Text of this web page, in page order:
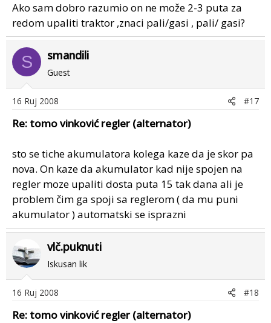
Ako sam dobro razumio on ne može 2-3 puta za
redom upaliti traktor ,znaci pali/gasi , pali/ gasi?
S smandili
Guest
16 Ruj 2008 #17
Re: tomo vinković regler (alternator)
sto se tiche akumulatora kolega kaze da je skor pa
nova. On kaze da akumulator kad nije spojen na
regler moze upaliti dosta puta 15 tak dana ali je
problem čim ga spoji sa reglerom ( da mu puni
akumulator ) automatski se isprazni
vlč.puknuti
Iskusan lik
16 Ruj 2008 #18
Re: tomo vinković regler (alternator)